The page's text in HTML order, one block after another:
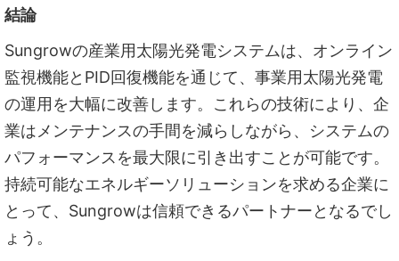
結論
Sungrowの産業用太陽光発電システムは、オンライン
監視機能とPID回復機能を通じて、事業用太陽光発電
の運用を大幅に改善します。これらの技術により、企
業はメンテナンスの手間を減らしながら、システムの
パフォーマンスを最大限に引き出すことが可能です。
持続可能なエネルギーソリューションを求める企業に
とって、Sungrowは信頼できるパートナーとなるでし
ょう。